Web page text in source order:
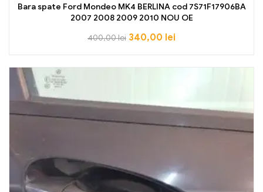
Bara spate Ford Mondeo MK4 BERLINA cod 7S71F17906BA
2007 2008 2009 2010 NOU OE
400,00lei 340,00 lei